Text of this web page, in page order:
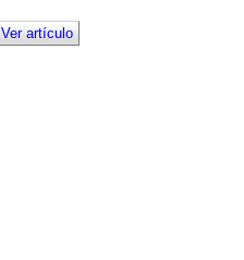
Ver artículo